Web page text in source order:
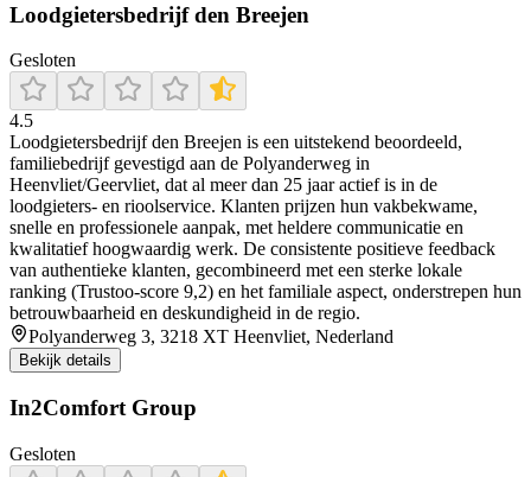
Loodgietersbedrijf den Breejen
Gesloten
4.5
Loodgietersbedrijf den Breejen is een uitstekend beoordeeld,
familiebedrijf gevestigd aan de Polyanderweg in
Heenvliet/Geervliet, dat al meer dan 25 jaar actief is in de
loodgieters- en rioolservice. Klanten prijzen hun vakbekwame,
snelle en professionele aanpak, met heldere communicatie en
kwalitatief hoogwaardig werk. De consistente positieve feedback
van authentieke klanten, gecombineerd met een sterke lokale
ranking (Trustoo-score 9,2) en het familiale aspect, onderstrepen hun
betrouwbaarheid en deskundigheid in de regio.
Polyanderweg 3, 3218 XT Heenvliet, Nederland
Bekijk details
In2Comfort Group
Gesloten